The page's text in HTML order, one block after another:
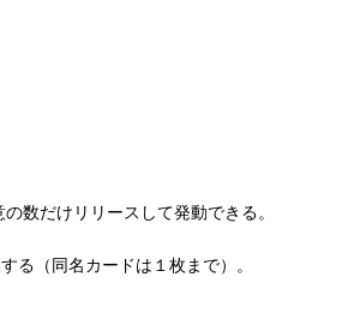
数だけリリースして発動できる。
る（同名カードは１枚まで）。